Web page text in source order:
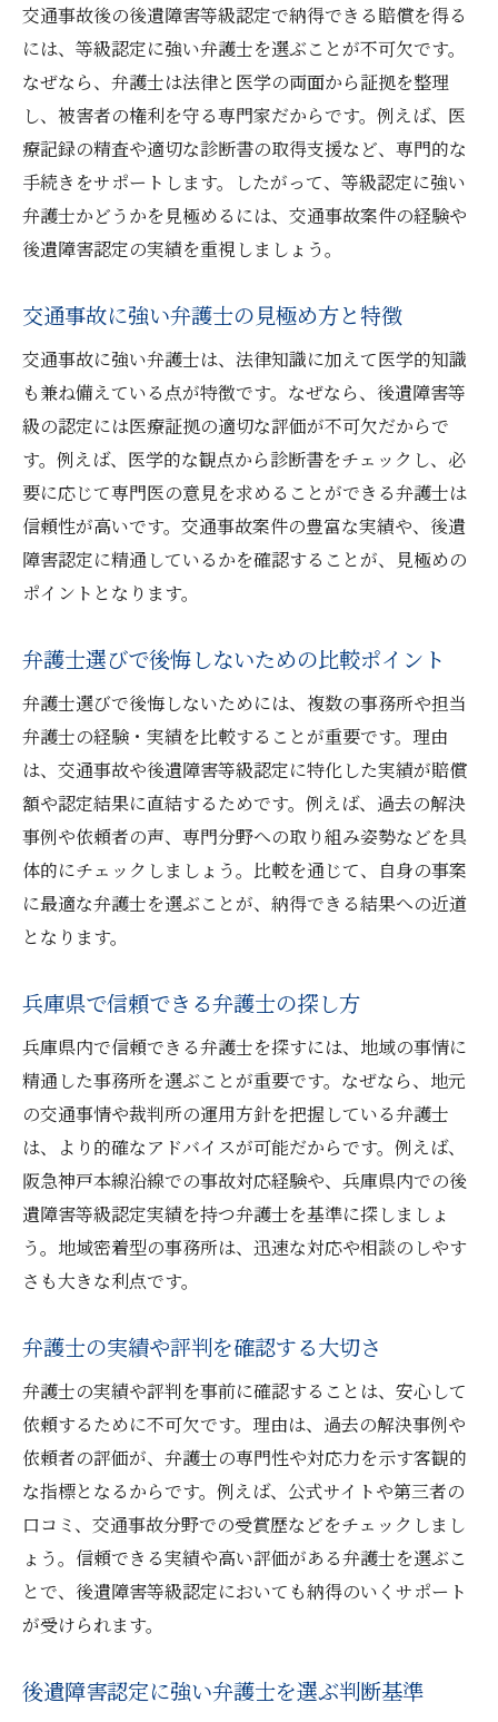
交通事故後の後遺障害等級認定で納得できる賠償を得る
には、等級認定に強い弁護士を選ぶことが不可欠です。
なぜなら、弁護士は法律と医学の両面から証拠を整理
し、被害者の権利を守る専門家だからです。例えば、医
療記録の精査や適切な診断書の取得支援など、専門的な
手続きをサポートします。したがって、等級認定に強い
弁護士かどうかを見極めるには、交通事故案件の経験や
後遺障害認定の実績を重視しましょう。
交通事故に強い弁護士の見極め方と特徴
交通事故に強い弁護士は、法律知識に加えて医学的知識
も兼ね備えている点が特徴です。なぜなら、後遺障害等
級の認定には医療証拠の適切な評価が不可欠だからで
す。例えば、医学的な観点から診断書をチェックし、必
要に応じて専門医の意見を求めることができる弁護士は
信頼性が高いです。交通事故案件の豊富な実績や、後遺
障害認定に精通しているかを確認することが、見極めの
ポイントとなります。
弁護士選びで後悔しないための比較ポイント
弁護士選びで後悔しないためには、複数の事務所や担当
弁護士の経験・実績を比較することが重要です。理由
は、交通事故や後遺障害等級認定に特化した実績が賠償
額や認定結果に直結するためです。例えば、過去の解決
事例や依頼者の声、専門分野への取り組み姿勢などを具
体的にチェックしましょう。比較を通じて、自身の事案
に最適な弁護士を選ぶことが、納得できる結果への近道
となります。
兵庫県で信頼できる弁護士の探し方
兵庫県内で信頼できる弁護士を探すには、地域の事情に
精通した事務所を選ぶことが重要です。なぜなら、地元
の交通事情や裁判所の運用方針を把握している弁護士
は、より的確なアドバイスが可能だからです。例えば、
阪急神戸本線沿線での事故対応経験や、兵庫県内での後
遺障害等級認定実績を持つ弁護士を基準に探しましょ
う。地域密着型の事務所は、迅速な対応や相談のしやす
さも大きな利点です。
弁護士の実績や評判を確認する大切さ
弁護士の実績や評判を事前に確認することは、安心して
依頼するために不可欠です。理由は、過去の解決事例や
依頼者の評価が、弁護士の専門性や対応力を示す客観的
な指標となるからです。例えば、公式サイトや第三者の
口コミ、交通事故分野での受賞歴などをチェックしまし
ょう。信頼できる実績や高い評価がある弁護士を選ぶこ
とで、後遺障害等級認定においても納得のいくサポート
が受けられます。
後遺障害認定に強い弁護士を選ぶ判断基準